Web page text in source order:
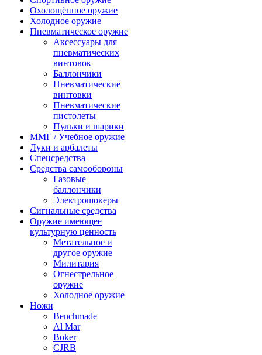
Охолощённое оружие
Холодное оружие
Пневматическое оружие
Аксессуары для
пневматических
винтовок
Баллончики
Пневматические
винтовки
Пневматические
пистолеты
Пульки и шарики
ММГ / Учебное оружие
Луки и арбалеты
Спецсредства
Средства самообороны
Газовые
баллончики
Электрошокеры
Сигнальные средства
Оружие имеющее
культурную ценность
Метательное и
другое оружие
Милитария
Огнестрельное
оружие
Холодное оружие
Ножи
Benchmade
Al Mar
Boker
CJRB